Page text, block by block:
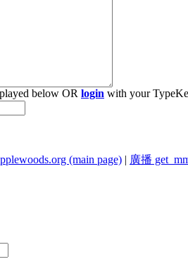
below OR login with your
(main page) | 廣播